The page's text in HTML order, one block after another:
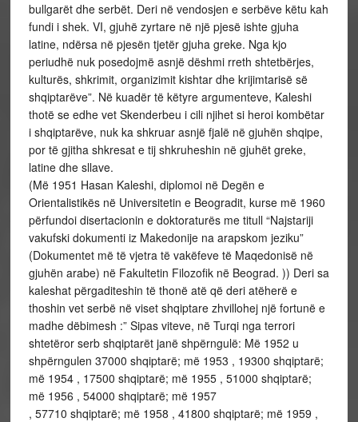
bullgarët dhe serbët. Deri në vendosjen e serbëve këtu kah
fundi i shek. VI, gjuhë zyrtare në një pjesë ishte gjuha
latine, ndërsa në pjesën tjetër gjuha greke. Nga kjo
periudhë nuk posedojmë asnjë dëshmi rreth shtetbërjes,
kulturës, shkrimit, organizimit kishtar dhe krijimtarisë së
shqiptarëve”. Në kuadër të këtyre argumenteve, Kaleshi
thotë se edhe vet Skenderbeu i cili njihet si heroi kombëtar
i shqiptarëve, nuk ka shkruar asnjë fjalë në gjuhën shqipe,
por të gjitha shkresat e tij shkruheshin në gjuhët greke,
latine dhe sllave.
(Më 1951 Hasan Kaleshi, diplomoi në Degën e
Orientalistikës në Universitetin e Beogradit, kurse më 1960
përfundoi disertacionin e doktoraturës me titull “Najstariji
vakufski dokumenti iz Makedonije na arapskom jeziku”
(Dokumentet më të vjetra të vakëfeve të Maqedonisë në
gjuhën arabe) në Fakultetin Filozofik në Beograd. )) Deri sa
kaleshat përgaditeshin të thonë atë që deri atëherë e
thoshin vet serbë në viset shqiptare zhvillohej një fortunë e
madhe dëbimesh :” Sipas viteve, në Turqi nga terrori
shtetëror serb shqiptarët janë shpërngulë: Më 1952 u
shpërngulen 37000 shqiptarë; më 1953 , 19300 shqiptarë;
më 1954 , 17500 shqiptarë; më 1955 , 51000 shqiptarë;
më 1956 , 54000 shqiptarë; më 1957
, 57710 shqiptarë; më 1958 , 41800 shqiptarë; më 1959 ,